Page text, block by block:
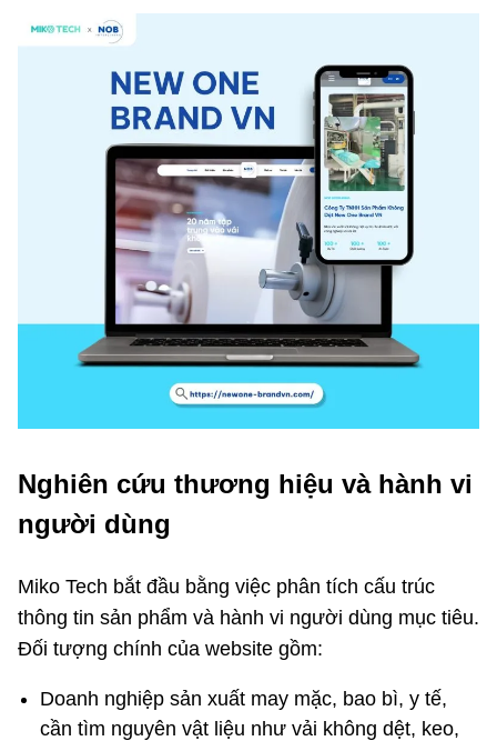
Nghiên cứu thương hiệu và hành vi
người dùng
Miko Tech bắt đầu bằng việc phân tích cấu trúc
thông tin sản phẩm và hành vi người dùng mục tiêu.
Đối tượng chính của website gồm:
Doanh nghiệp sản xuất may mặc, bao bì, y tế,
cần tìm nguyên vật liệu như vải không dệt, keo,